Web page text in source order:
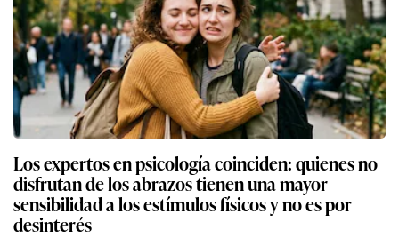
Los expertos en psicología coinciden: quienes no
disfrutan de los abrazos tienen una mayor
sensibilidad a los estímulos físicos y no es por
desinterés